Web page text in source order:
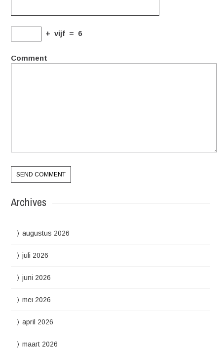
+ vijf = 6
Comment
Archives
augustus 2026
juli 2026
juni 2026
mei 2026
april 2026
maart 2026